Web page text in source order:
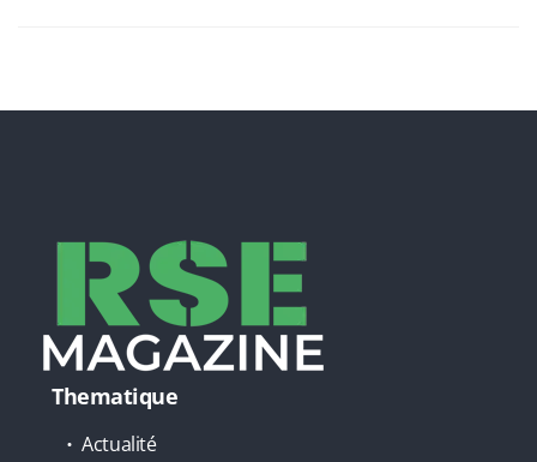
Thematique
Actualité